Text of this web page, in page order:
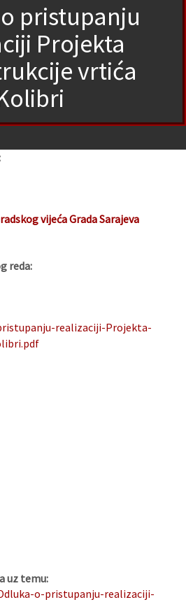
pristupanju
Projekta
vrtića
vijeća Grada Sarajeva
reda:
realizaciji-Projekta-
uz temu:
o-pristupanju-realizaciji-